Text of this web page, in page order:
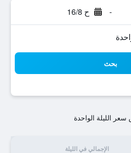
- ح 16/8
بحث
الليلة الواحدة
الإجمالي في الليلة